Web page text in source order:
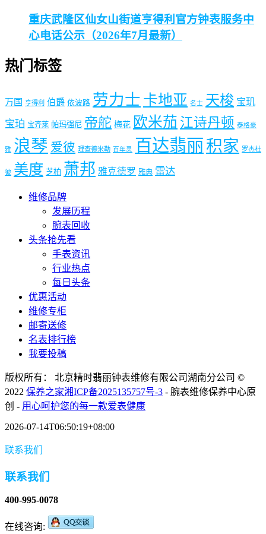
重庆武隆区仙女山街道亨得利官方钟表服务中
心电话公示（2026年7月最新）
热门标签
万国 亨得利 伯爵 依波路 劳力士 卡地亚 名士 天梭 宝玑
宝珀 宝齐莱 帕玛强尼 帝舵 梅花 欧米茄 江诗丹顿 泰格豪
雅 浪琴 爱彼 理查德米勒 百年灵 百达翡丽积家 罗杰杜
彼 美度 芝柏 萧邦 雅克德罗 雅典 雷达
维修品牌
发展历程
腕表回收
头条抢先看
手表资讯
行业热点
每日头条
优惠活动
维修专柜
邮寄送修
名表排行榜
我要投稿
版权所有： 北京精时翡丽钟表维修有限公司湖南分公司 ©
2022 保养之家湘ICP备2025135757号-3 - 腕表维修保养中心原
创 - 用心呵护您的每一款爱表健康
2026-07-14T06:50:19+08:00
联系我们
联系我们
400-995-0078
在线咨询: